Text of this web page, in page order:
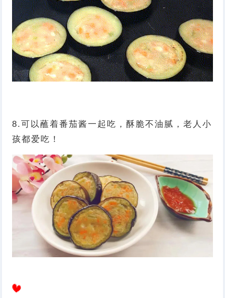
8.可以蘸着番茄酱一起吃，酥脆不油腻，老人小
孩都爱吃！